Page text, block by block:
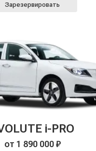
Зарезервировать
i-PRO
от 1 890 000 ₽